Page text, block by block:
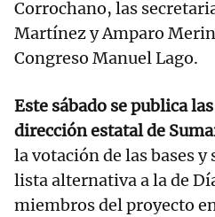
Corrochano, las
Martínez y Amparo
Congreso Manuel Lago.
Este sábado se publica
dirección estatal de
la votación de las bases y
lista alternativa a la de
miembros del proyecto